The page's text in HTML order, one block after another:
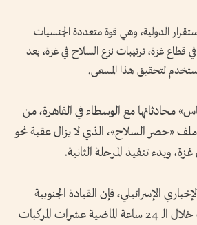
الدولية، وهي قوة متعددة الجنسيات
قطاع غزة، ترتيبات نزع السلاح في غزة، بعد
لتحقيق هذا المسعى.
محادثاتها مع الوسطاء في القاهرة، من
«حصر السلاح»، الذي لا يزال عقبة نحو
وبدء تنفيذ المرحلة الثانية.
الإسرائيلي، فإن القيادة الجنوبية
للجيش الإسرائيلي، نقلت خلال الـ 24 ساعة الماضية عشرات المركبات